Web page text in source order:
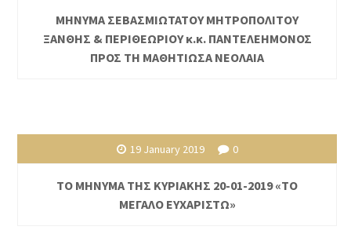
ΜΗΝΥΜΑ ΣΕΒΑΣΜΙΩΤΑΤΟΥ ΜΗΤΡΟΠΟΛΙΤΟΥ
ΞΑΝΘΗΣ & ΠΕΡΙΘΕΩΡΙΟΥ κ.κ. ΠΑΝΤΕΛΕΗΜΟΝΟΣ
ΠΡΟΣ ΤΗ ΜΑΘΗΤΙΩΣΑ ΝΕΟΛΑΙΑ
19 January 2019 0
ΤΟ ΜΗΝΥΜΑ ΤΗΣ ΚΥΡΙΑΚΗΣ 20-01-2019 «ΤΟ
ΜΕΓΑΛΟ ΕΥΧΑΡΙΣΤΩ»